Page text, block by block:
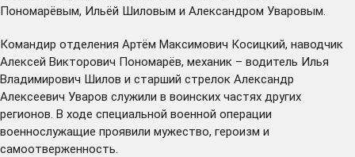
Пономарёвым, Ильёй Шиловым и Александром Уваровым.
Командир отделения Артём Максимович Косицкий, наводчик
Алексей Викторович Пономарёв, механик – водитель Илья
Владимирович Шилов и старший стрелок Александр
Алексеевич Уваров служили в воинских частях других
регионов. В ходе специальной военной операции
военнослужащие проявили мужество, героизм и
самоотверженность.